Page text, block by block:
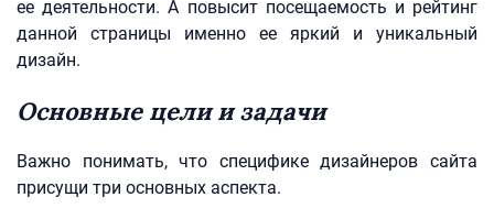
ее деятельности. А повысит посещаемость и рейтинг
данной страницы именно ее яркий и уникальный
дизайн.
Основные цели и задачи
Важно понимать, что специфике дизайнеров сайта
присущи три основных аспекта.